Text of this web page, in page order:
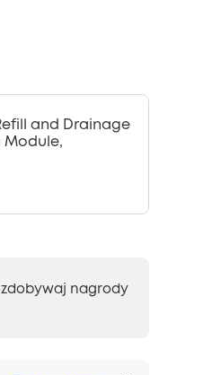
and Drainage
Module,
zdobywaj nagrody